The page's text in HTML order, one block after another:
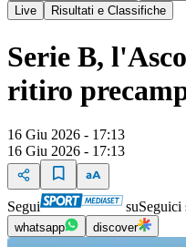
Live
Risultati e Classifiche
Serie B,
ritiro
16 Giu 2026 - 17:13
16 Giu 2026 - 17:13
Segui suSeguici
whatsapp discover